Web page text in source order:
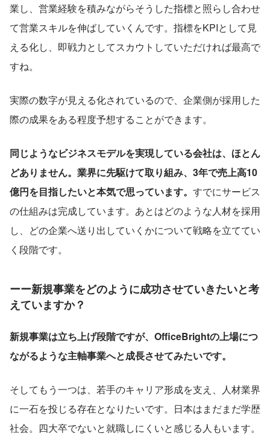
業し、営業経験を積みながらそうした指標と照らし合わせ
て営業スキルを伸ばしていくんです。指標をKPIとして見
える化し、即戦力としてスカウトしていただければ最高で
すね。
実際の数字が見える化されているので、企業側が採用した
際の成果をある程度予想することができます。
同じようなビジネスモデルを実現している会社は、ほとん
どありません。業界に先駆けて取り組み、3年で売上高10
億円を目指したいと本気で思っています。 すでにサービス
の仕組みは完成しています。あとはどのような人材を採用
し、どの企業へ送り出していくかについて戦略を立ててい
く段階です。
ーー新規事業をどのように成功させていきたいと考
えていますか？
新規事業は立ち上げ段階ですが、OfficeBrightの上場につ
ながるような主軸事業へと成長させてみたいです。
そしてもう一つは、若手のキャリア形成を支え、人材業界
に一石を投じる存在となりたいです。日本はまだまだ学歴
社会。四大卒でないと就職しにくいと感じる人もいます。